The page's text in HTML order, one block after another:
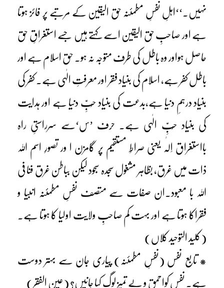
نہیں۔‘‘اہلِ نفسِ مطمئنہ حق الیقین کے مرتبے پر فائز ہوتا
ہے اور صاحبِ حق الیقین اسے کہتے ہیں جسے استغراقِ حق
حاصل ہواور وہ باطل کی طرف متوجہ نہ ہو۔ حق اسلام ہے اور
باطل کفر ہے، اسلام کی بنیاد فقر اور معرفتِ الٰہی ہے۔ کفر کی
بنیاد درہمِ دنیا ہے،بدعت کی بنیاد حُبِّ دنیا ہے اور ہدایت
کی بنیاد حُبِّ الٰہی ہے۔ حرف ’س‘سے سرراستیِ راہ
بااستغراق اِلٰہ یعنی صراطِ مستقیم پر گامزن ا ور تصورِ اسم اللہ
ذات میں غرق، بظاہر مشغول سجدہ سجود لیکن بباطن غرق فنا فی
اللہ با معبود۔ان صفات سے متصف نفسِ مطمئنہ انبیا و
فقراکا ہوتا ہے اور بہت کم صاحبِ ولایت اولیا کا ہوتا ہے۔
(کلید التوحید کلاں)
* تابع نفس (نفسِ مطمئنہ) پیاری جان سے بہتر دوست
ہے۔ نفس کواحمق و بے تمیز لوگ کیا جانیں؟ (عین الفقر)